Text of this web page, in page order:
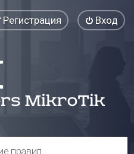
Вход
Регистрация
Общие правила форума и полезная информация